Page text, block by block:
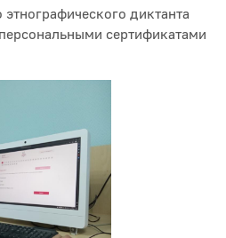
диктанта
сертификатами